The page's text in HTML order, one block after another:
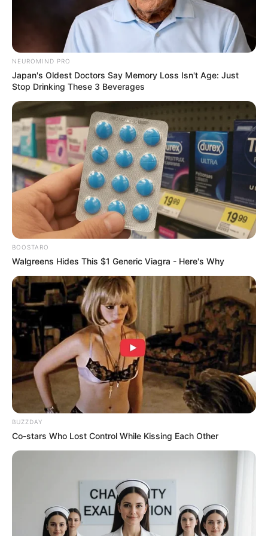
RAIN
NEUROMIND PRO
Japan's Oldest Doctors Say Memory Loss Isn't Age: Just
Stop Drinking These 3 Beverages
BOOSTARO
Walgreens Hides This $1 Generic Viagra - Here's Why
BUZZDAY
Co-stars Who Lost Control While Kissing Each Other